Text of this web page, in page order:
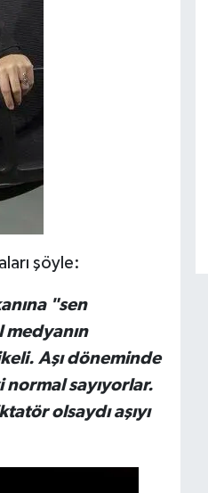
şöyle:
"sen
Aşı döneminde
normal sayıyorlar.
olsaydı aşıyı